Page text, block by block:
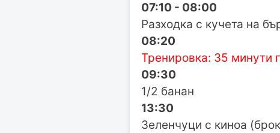
07:10 - 08:00
Разходка с кучета на
08:20
Тренировка: 35 минути
09:30
1/2 банан
13:30
Зеленчуци с киноа